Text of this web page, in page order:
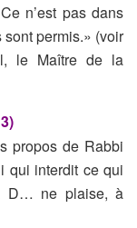
n’est pas dans
sont permis.» (voir
le Maître de la
propos de Rabbi
qui interdit ce qui
D… ne plaise, à